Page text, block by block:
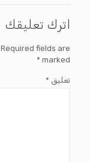
اترك تعليقك
Required fields are
marked
*
تعليق *